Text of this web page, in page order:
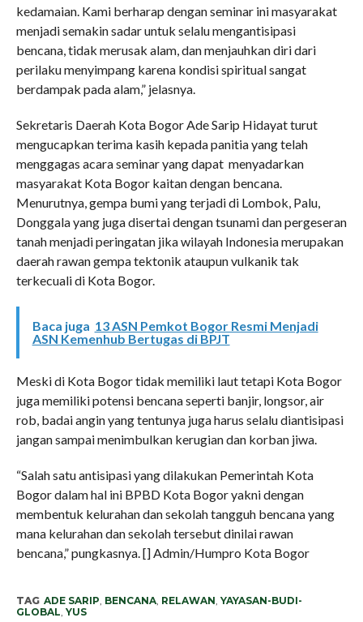
kedamaian. Kami berharap dengan seminar ini masyarakat
menjadi semakin sadar untuk selalu mengantisipasi
bencana, tidak merusak alam, dan menjauhkan diri dari
perilaku menyimpang karena kondisi spiritual sangat
berdampak pada alam,” jelasnya.
Sekretaris Daerah Kota Bogor Ade Sarip Hidayat turut
mengucapkan terima kasih kepada panitia yang telah
menggagas acara seminar yang dapat menyadarkan
masyarakat Kota Bogor kaitan dengan bencana.
Menurutnya, gempa bumi yang terjadi di Lombok, Palu,
Donggala yang juga disertai dengan tsunami dan pergeseran
tanah menjadi peringatan jika wilayah Indonesia merupakan
daerah rawan gempa tektonik ataupun vulkanik tak
terkecuali di Kota Bogor.
Baca juga 13 ASN Pemkot Bogor Resmi Menjadi
ASN Kemenhub Bertugas di BPJT
Meski di Kota Bogor tidak memiliki laut tetapi Kota Bogor
juga memiliki potensi bencana seperti banjir, longsor, air
rob, badai angin yang tentunya juga harus selalu diantisipasi
jangan sampai menimbulkan kerugian dan korban jiwa.
“Salah satu antisipasi yang dilakukan Pemerintah Kota
Bogor dalam hal ini BPBD Kota Bogor yakni dengan
membentuk kelurahan dan sekolah tangguh bencana yang
mana kelurahan dan sekolah tersebut dinilai rawan
bencana,” pungkasnya. [] Admin/Humpro Kota Bogor
TAG ADE SARIP BENCANA, RELAWAN YAYASAN-BUDI-
GLOBAL YUS